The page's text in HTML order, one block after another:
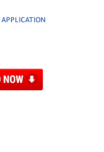
APPLICATION